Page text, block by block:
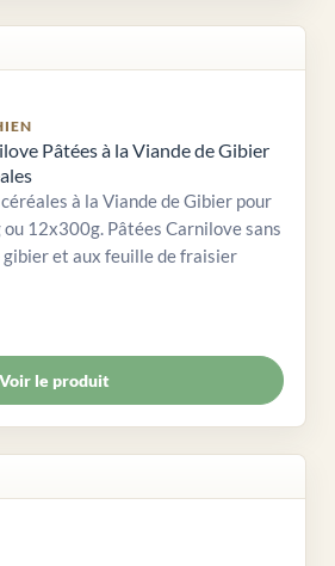
Pâtées à la Viande de Gibier
à la Viande de Gibier pour
12x300g. Pâtées Carnilove sans
gibier et aux feuille de fraisier
Voir le produit